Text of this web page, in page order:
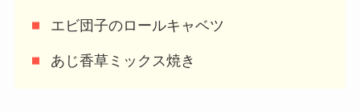
エビ団子のロールキャベツ
あじ香草ミックス焼き